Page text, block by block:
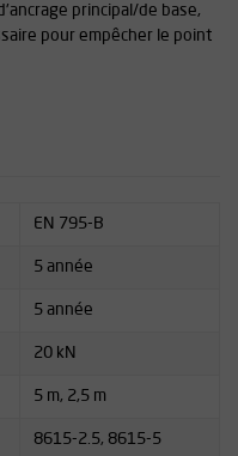
détaillées de l'ART
larubrique
principal/de base,
pour empêcher le point
EN 795-B
5 année
5 année
20 kN
5 m, 2,5 m
8615-2.5, 8615-5